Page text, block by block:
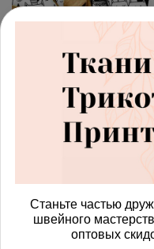
(0)
Ткань бязь
Получить доступ к
600.00 руб
В
Станьте частью
швейного
оптовых